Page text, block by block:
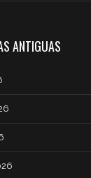
ANTIGUAS